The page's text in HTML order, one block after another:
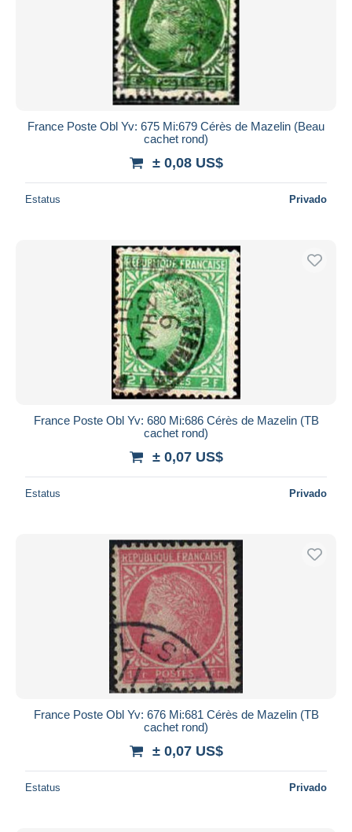
France Poste Obl Yv: 675 Mi:679 Cérès de Mazelin (Beau
cachet rond)
± 0,08 US$
Estatus Privado
France Poste Obl Yv: 680 Mi:686 Cérès de Mazelin (TB
cachet rond)
± 0,07 US$
Estatus Privado
France Poste Obl Yv: 676 Mi:681 Cérès de Mazelin (TB
cachet rond)
± 0,07 US$
Estatus Privado